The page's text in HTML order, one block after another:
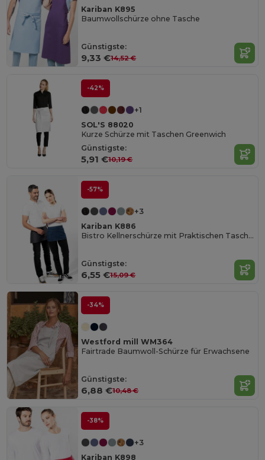
Kariban K895
Baumwollschürze ohne Tasche
Günstigste:
9,33 €14,52 €
-42%
+1
SOL'S 88020
Kurze Schürze mit Taschen Greenwich
Günstigste:
5,91 €10,19 €
-57%
+3
Kariban K886
Bistro Kellnerschürze mit Praktischen Taschen
Günstigste:
6,55 €15,09 €
-34%
Westford mill WM364
Fairtrade Baumwoll-Schürze für Erwachsene
Günstigste:
6,88 €10,48 €
-38%
+3
Kariban K898